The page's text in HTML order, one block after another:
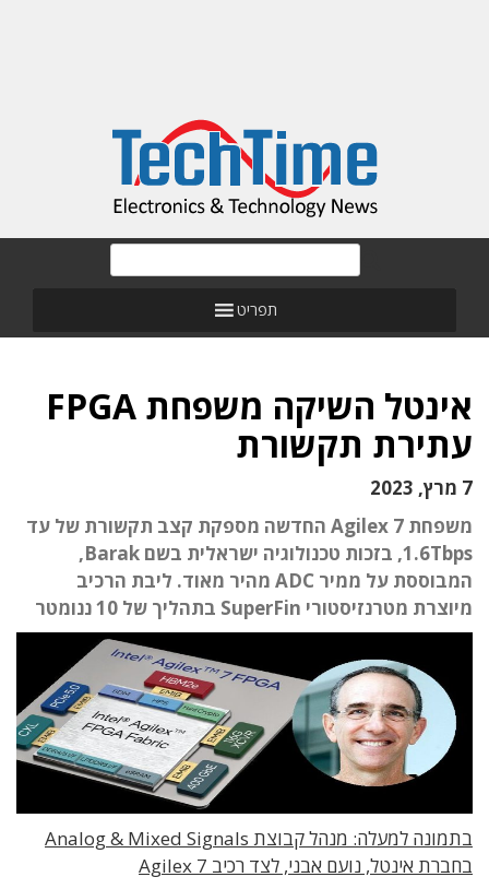
תפריט
אינטל השיקה משפחת FPGA
עתירת תקשורת
7 מרץ, 2023
משפחת Agilex 7 החדשה מספקת קצב תקשורת של עד
1.6Tbps, בזכות טכנולוגיה ישראלית בשם Barak,
המבוססת על ממיר ADC מהיר מאוד. ליבת הרכיב
מיוצרת מטרנזיסטורי SuperFin בתהליך של 10 ננומטר
בתמונה למעלה: מנהל קבוצת Analog & Mixed Signals
בחברת אינטל, נועם אבני, לצד רכיב Agilex 7